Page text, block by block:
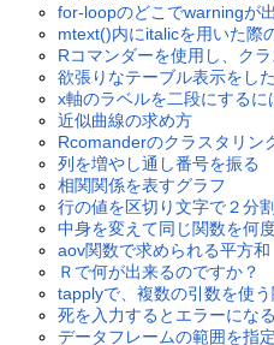
for-loopのどこでwarningが
mtext()内にitalicを用いた際
Rコマンダーを使用し、ク
欲張りなテーブル表示をし
x軸のラベルを二段にするに
近似曲線の求め方
Rcomanderのクラスタリン
列を増やし通し番号を振る
相関関係を表すグラフ
行の値を区切り文字で２分
中身を変えて同じ関数を何
aov関数で求められる平方和
Ｒで何が出来るのですか？
tapplyで、複数の引数を使
死を入力するとエラーになる
データフレームの範囲を指